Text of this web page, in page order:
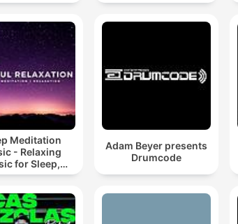
Meditation
- Relaxing
for Sleep,
&
Adam Beyer presents
Drumcode